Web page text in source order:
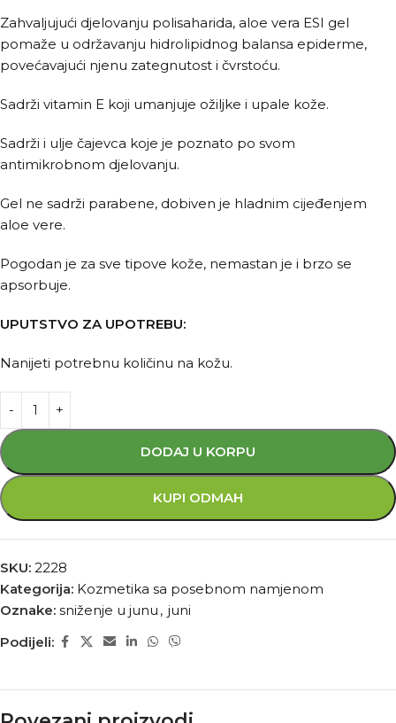
Zahvaljujući djelovanju polisaharida, aloe vera ESI gel
pomaže u održavanju hidrolipidnog balansa epiderme,
povećavajući njenu zategnutost i čvrstoću.
Sadrži vitamin E koji umanjuje ožiljke i upale kože.
Sadrži i ulje čajevca koje je poznato po svom
antimikrobnom djelovanju.
Gel ne sadrži parabene, dobiven je hladnim cijeđenjem
aloe vere.
Pogodan je za sve tipove kože, nemastan je i brzo se
apsorbuje.
UPUTSTVO ZA UPOTREBU:
Nanijeti potrebnu količinu na kožu.
DODAJ U KORPU
KUPI ODMAH
SKU: 2228
Kategorija: Kozmetika sa posebnom namjenom
Oznake: sniženje u junu , juni
Podijeli: